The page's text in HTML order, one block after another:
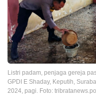
Listri padam, penjaga gereja
GPDI E Shaday, Keputih,
2024, pagi. Foto: